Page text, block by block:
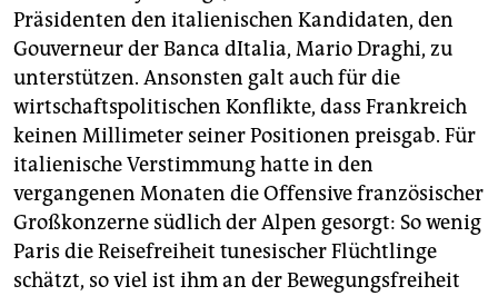
Präsidenten den italienischen Kandidaten, den
Gouverneur der Banca dItalia, Mario Draghi, zu
unterstützen. Ansonsten galt auch für die
wirtschaftspolitischen Konflikte, dass Frankreich
keinen Millimeter seiner Positionen preisgab. Für
italienische Verstimmung hatte in den
vergangenen Monaten die Offensive französischer
Großkonzerne südlich der Alpen gesorgt: So wenig
Paris die Reisefreiheit tunesischer Flüchtlinge
schätzt, so viel ist ihm an der Bewegungsfreiheit